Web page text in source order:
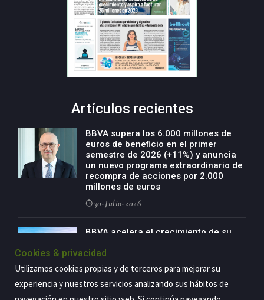
Artículos recientes
BBVA supera los 6.000 millones de
euros de beneficio en el primer
semestre de 2026 (+11%) y anuncia
un nuevo programa extraordinario de
recompra de acciones por 2.000
millones de euros
30-Julio-2026
BBVA acelera el crecimiento de su
de especialización presente en siete
países
29-Julio-2026
Cookies & privacidad
Utilizamos cookies propias y de terceros para mejorar su
experiencia y nuestros servicios analizando sus hábitos de